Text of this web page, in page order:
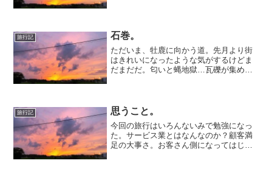
ただ好きで、入れている。...
旅行記 石巻。
ただいま、牡鹿に向かう道。先月より街
はきれいになったような気がするけどま
だまだだ。匂いと蝿地獄…瓦礫が集めら
旅行記 思うこと。
今回の旅行はいろんないみで勉強になっ
た。サービス業とはなんなのか？顧客満
足の大事さ。お客さん側になってはじめ